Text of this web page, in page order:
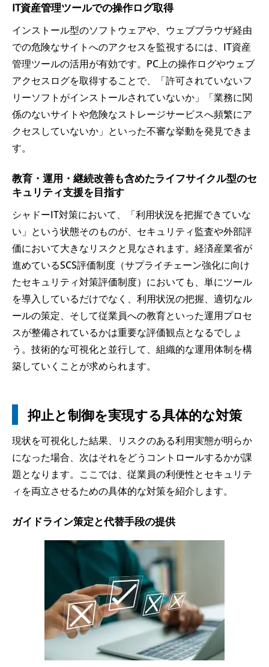
IT資産管理ツールでの操作ログ取得
インストール型のソフトウェアや、ウェブブラウザ経由
での危険なサイトへのアクセスを監視するには、IT資産
管理ツールの活用が有効です。PC上の操作ログやウェブ
アクセスログを取得することで、「許可されていないフ
リーソフトがインストールされていないか」「業務に関
係のないサイトや危険なストレージサービスへ頻繁にア
クセスしていないか」といった不審な挙動を発見できま
す。
教育・運用・継続改善も含めたライフサイクル型のセ
キュリティ支援を目指す
シャドーIT対策において、「利用状況を把握できていな
い」という状態そのものが、セキュリティ監査や外部評
価において大きなリスクと見なされます。経済産業省が
進めているSCS評価制度（サプライチェーン強化に向け
たセキュリティ対策評価制度）においても、単にツール
を導入しているだけでなく、利用状況の把握、適切なル
ールの策定、そして従業員への教育といった運用プロセ
スが整備されているかは重要な評価観点となるでしょ
う。技術的な可視化と並行して、組織的な運用体制を構
築していくことが求められます。
抑止と制御を実現する具体的な対策
現状を可視化した結果、リスクのある利用実態が明らか
になった場合、次はそれをどうコントロールするかが課
題となります。ここでは、従業員の利便性とセキュリテ
ィを両立させるための具体的な対策を紹介します。
ガイドライン策定と代替手段の提供